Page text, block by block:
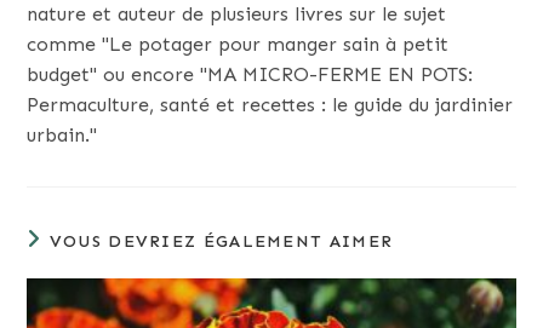
nature et auteur de plusieurs livres sur le sujet
comme "Le potager pour manger sain à petit
budget" ou encore "MA MICRO-FERME EN POTS:
Permaculture, santé et recettes : le guide du jardinier
urbain."
VOUS DEVRIEZ ÉGALEMENT AIMER